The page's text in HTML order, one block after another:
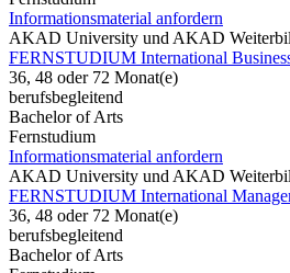
Informationsmaterial anfordern
AKAD University und AKAD
FERNSTUDIUM International
36, 48 oder 72 Monat(e)
berufsbegleitend
Bachelor of Arts
Fernstudium
Informationsmaterial anfordern
AKAD University und AKAD
FERNSTUDIUM International
36, 48 oder 72 Monat(e)
berufsbegleitend
Bachelor of Arts